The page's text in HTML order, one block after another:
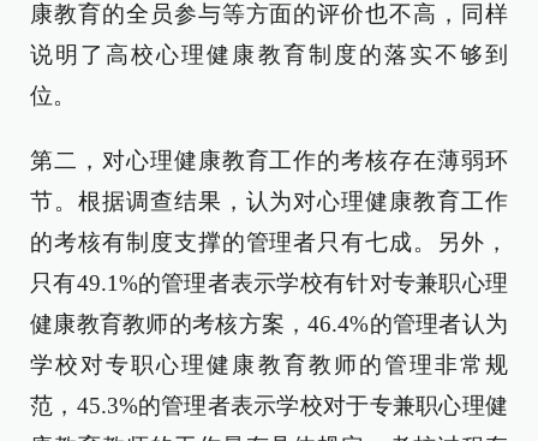
康教育的全员参与等方面的评价也不高，同样
说明了高校心理健康教育制度的落实不够到
位。
第二，对心理健康教育工作的考核存在薄弱环
节。根据调查结果，认为对心理健康教育工作
的考核有制度支撑的管理者只有七成。另外，
只有49.1%的管理者表示学校有针对专兼职心理
健康教育教师的考核方案，46.4%的管理者认为
学校对专职心理健康教育教师的管理非常规
范，45.3%的管理者表示学校对于专兼职心理健